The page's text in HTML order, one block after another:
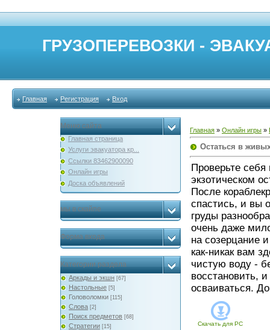
ГРУЗОПЕРЕВОЗКИ -
Главная Регистрация Вход
Меню сайта
Главная страница
Услуги эвакуатора кр...
Ссылки 83462900090
Онлайн игры
Доска объявлений
мы в скайпе
Форма входа
Категории раздела
Аркады и экшн [67]
Настольные [5]
Головоломки [115]
Слова [2]
Поиск предметов [68]
Стратегии [15]
Главная » Онлайн игры »
Остаться в
Проверьте
экзотическом
После
спастись, и вы
груды
очень даже
на созерцание
как-никак вам
чистую воду -
восстановить,
осваиваться.
Скачать для PC